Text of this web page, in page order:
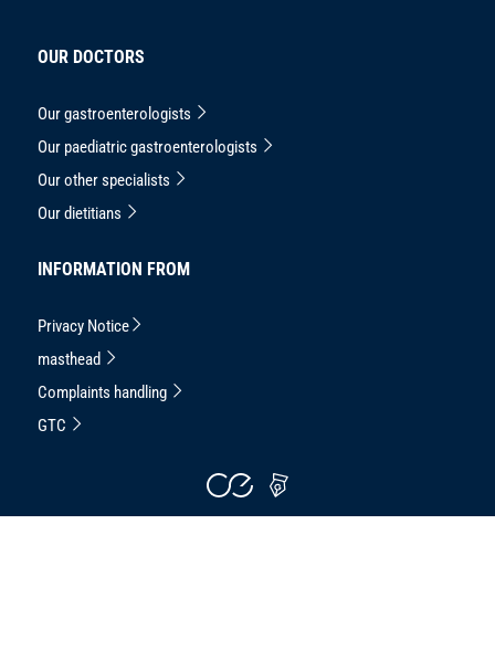
OUR DOCTORS
Our gastroenterologists
Our paediatric gastroenterologists
Our other specialists
Our dietitians
INFORMATION FROM
Privacy Notice
masthead
Complaints handling
GTC